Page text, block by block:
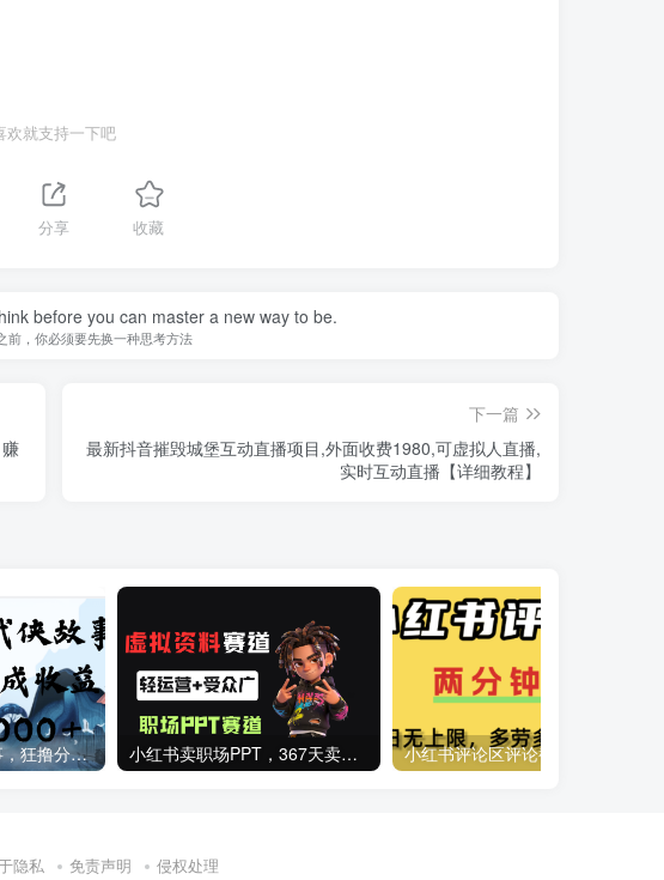
欢就支持一下吧
分享 收藏
before you can master a new way to be.
前，你必须要先换一种思考方法
下一篇
最新抖音摧毁城堡互动直播项目,外面收费1980,可虚拟人直播,
实时互动直播【详细教程】
AI生成国风武侠故事，狂撸分成视频收益，轻松日入1000+【可多平台分发】！ 小红书卖职场PPT，367天卖了6位数，从0-1全流程讲解
隐私 免责声明 侵权处理